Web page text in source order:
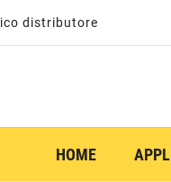
distributore
HOME